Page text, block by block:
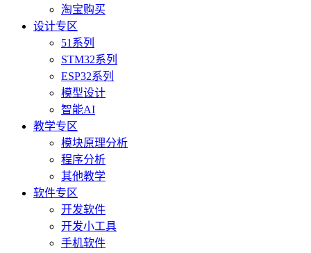
淘宝购买
设计专区
51系列
STM32系列
ESP32系列
模型设计
智能AI
教学专区
模块原理分析
程序分析
其他教学
软件专区
开发软件
开发小工具
手机软件